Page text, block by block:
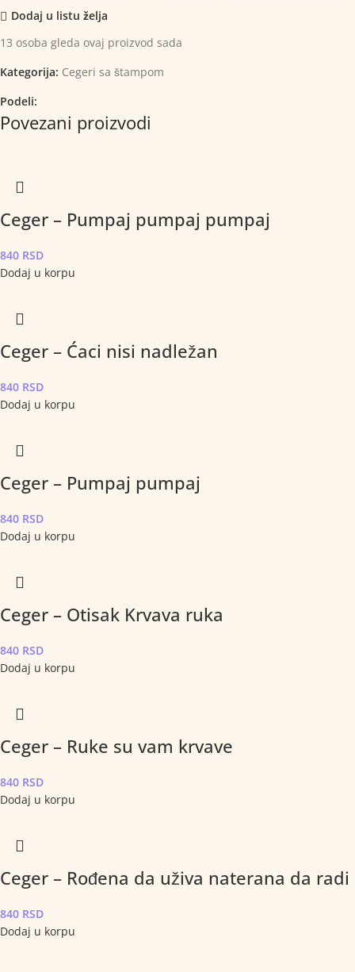
Dodaj u listu želja
13 osoba gleda ovaj proizvod sada
Kategorija: Cegeri sa štampom
Podeli:
Povezani proizvodi
Ceger – Pumpaj pumpaj pumpaj
840 RSD
Dodaj u korpu
Ceger – Ćaci nisi nadležan
840 RSD
Dodaj u korpu
Ceger – Pumpaj pumpaj
840 RSD
Dodaj u korpu
Ceger – Otisak Krvava ruka
840 RSD
Dodaj u korpu
Ceger – Ruke su vam krvave
840 RSD
Dodaj u korpu
Ceger – Rođena da uživa naterana da radi
840 RSD
Dodaj u korpu